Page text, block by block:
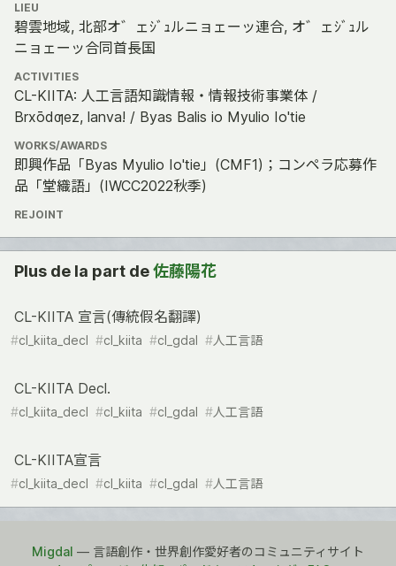
LIEU
碧雲地域, 北部オ゛ェｼﾞｭルニョェーッ連合, オ゛ェｼﾞｭル
ニョェーッ合同首長国
ACTIVITIES
CL-KIITA: 人工言語知識情報・情報技術事業体 /
Brxōdƣez, lanva! / Byas Balis io Myulio Io'tie
WORKS/AWARDS
即興作品「Byas Myulio Io'tie」(CMF1)；コンペラ応募作
品「堂織語」(IWCC2022秋季)
REJOINT
Plus de la part de佐藤陽花
CL-KIITA 宣言(傳統假名翻譯)
#cl_kiita_decl #cl_kiita #cl_gdal #人工言語
CL-KIITA Decl.
#cl_kiita_decl #cl_kiita #cl_gdal #人工言語
CL-KIITA宣言
#cl_kiita_decl #cl_kiita #cl_gdal #人工言語
Migdal — 言語創作・世界創作愛好者のコミュニティサイト